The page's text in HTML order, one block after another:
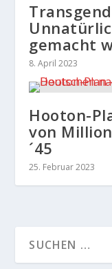
gemacht
8. April 2023
Hooton-
von
´45
25. Februar 2023